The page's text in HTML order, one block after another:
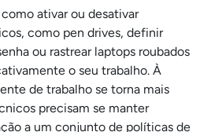
ativar ou desativar
como pen drives, definir
ou rastrear laptops roubados
o seu trabalho. À
de trabalho se torna mais
precisam se manter
a um conjunto de políticas de